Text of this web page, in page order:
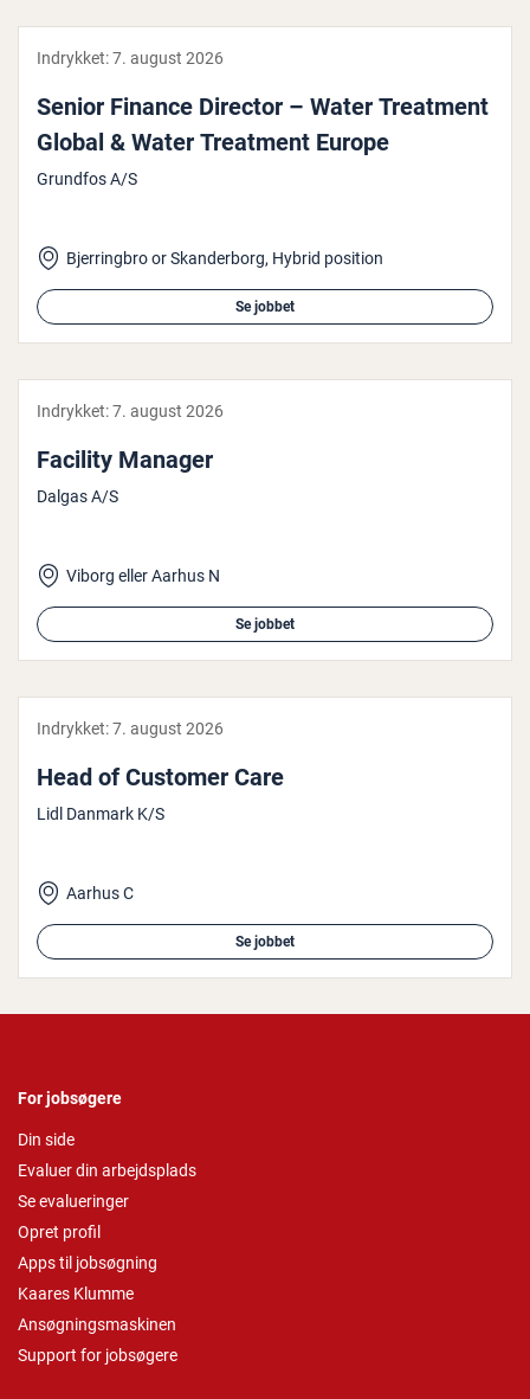
Indrykket:7. august 2026
Senior Finance Director – Water Treatment
Global & Water Treatment Europe
Grundfos A/S
Bjerringbro or Skanderborg, Hybrid position
Se jobbet
Indrykket:7. august 2026
Facility Manager
Dalgas A/S
Viborg eller Aarhus N
Se jobbet
Indrykket:7. august 2026
Head of Customer Care
Lidl Danmark K/S
Aarhus C
Se jobbet
For jobsøgere
Din side
Evaluer din arbejdsplads
Se evalueringer
Opret profil
Apps til jobsøgning
Kaares Klumme
Ansøgningsmaskinen
Support for jobsøgere